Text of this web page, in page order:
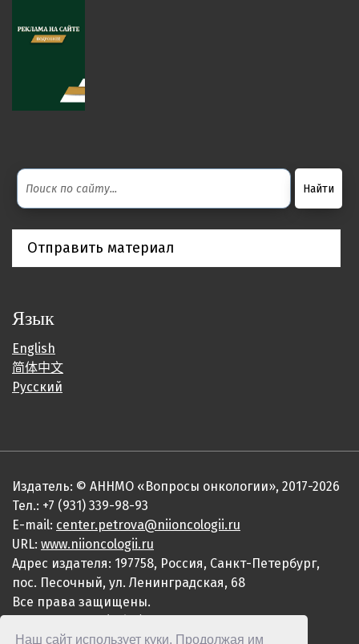
Наш сайт использует куки. Продолжая им
Отправить материал
Язык
English
简体中文
Русский
Издатель: © АННМО «Вопросы онкологии», 2017-2026
Тел.: +7 (931) 339-98-93
E-mail: center.petrova@niioncologii.ru
URL: www.niioncologii.ru
Адрес издателя: 197758, Россия, Санкт-Петербург,
пос. Песочный, ул. Ленинградская, 68
Все права защищены.
ISSN 2949-4915 (Online)